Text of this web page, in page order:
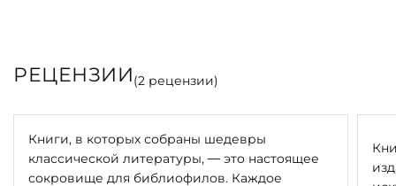
РЕЦЕНЗИИ(2 рецензии)
Книги, в которых собраны шедевры
классической литературы, — это настоящее
сокровище для библиофилов. Каждое